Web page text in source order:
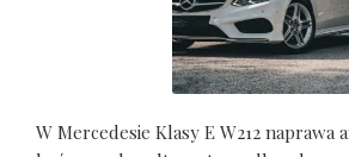
W Mercedesie Klasy E W212 naprawa